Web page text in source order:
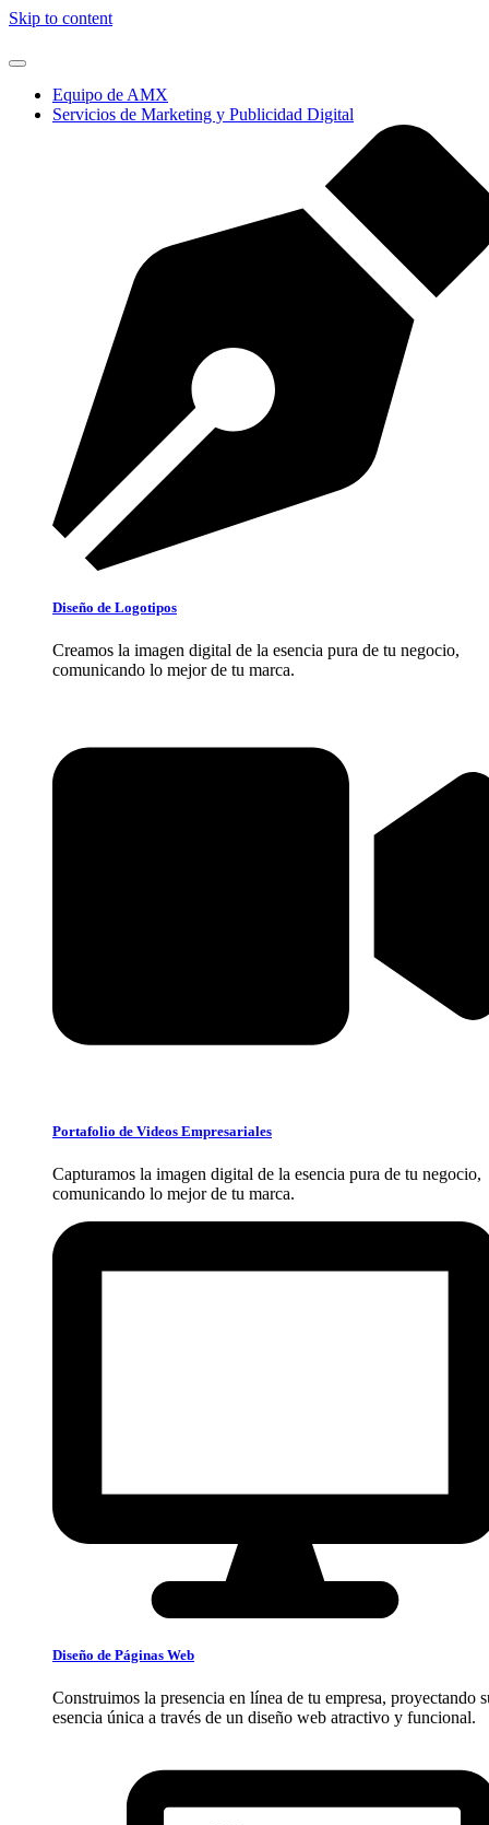
Skip to content
Equipo de AMX
Servicios de Marketing y Publicidad Digital
Diseño de Logotipos
Creamos la imagen digital de la esencia pura de tu negocio,
comunicando lo mejor de tu marca.
Portafolio de Videos Empresariales
Capturamos la imagen digital de la esencia pura de tu negocio,
comunicando lo mejor de tu marca.
Diseño de Páginas Web
Construimos la presencia en línea de tu empresa, proyectando
esencia única a través de un diseño web atractivo y funcional.